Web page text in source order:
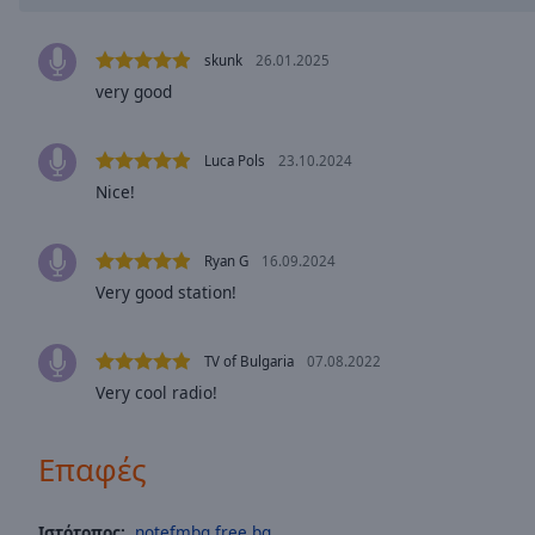
Color
Opacity
Background
Color
Opacity
Background
skunk 26.01.2025
very good
Luca Pols 23.10.2024
Nice!
Ryan G 16.09.2024
Very good station!
TV of Bulgaria 07.08.2022
Very cool radio!
Επαφές